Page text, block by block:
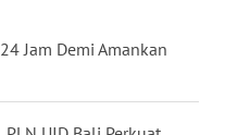
Jam Demi Amankan